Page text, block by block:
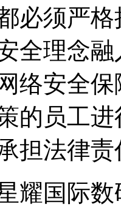
都必须严
安全理
络安全保
的员工进
承担法律
耀国际